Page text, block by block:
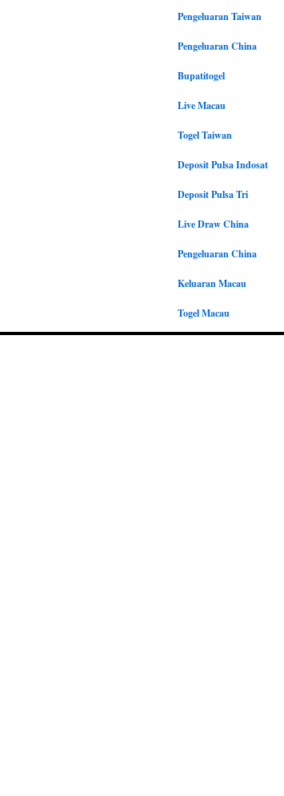
Pengeluaran Taiwan
Pengeluaran China
Bupatitogel
Live Macau
Togel Taiwan
Deposit Pulsa Indosat
Deposit Pulsa Tri
Live Draw China
Pengeluaran China
Keluaran Macau
Togel Macau